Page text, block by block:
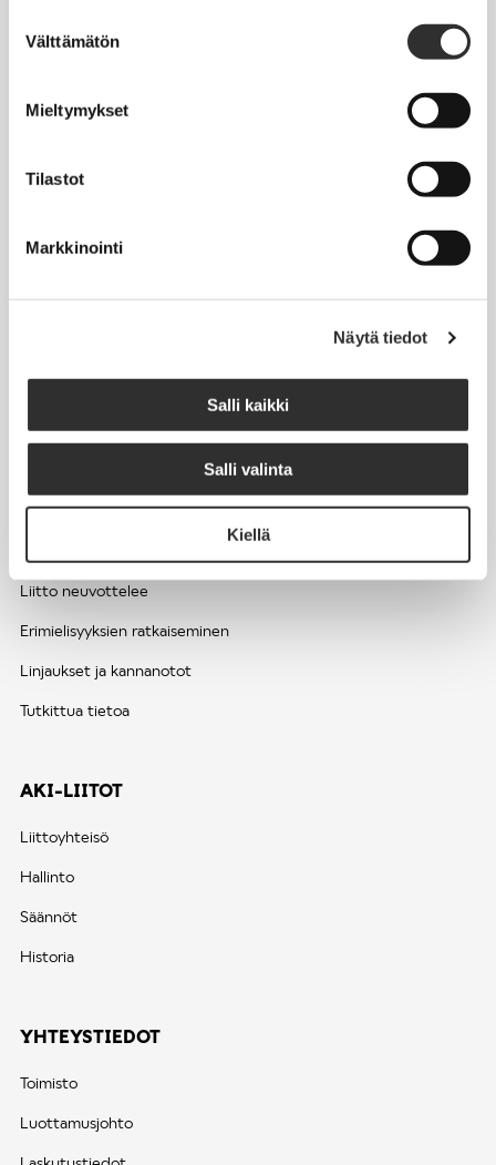
valinta
Välttämätön
Mieltymykset
Tilastot
Markkinointi
Näytä tiedot
Salli kaikki
Salli valinta
Kiellä
KirVESTES 2025-2028, KJTES sekä muut työ- ja
Palkkaus
Työttömyys ja lomautukset
Kesätyöntekijän työehdot ja palkkaus seurakuntien hengellisessä
EDUNVALVONTA
Liitto neuvottelee
Erimielisyyksien ratkaiseminen
Linjaukset ja kannanotot
Tutkittua tietoa
AKI-LIITOT
Liittoyhteisö
Hallinto
Säännöt
Historia
YHTEYSTIEDOT
Toimisto
Luottamusjohto